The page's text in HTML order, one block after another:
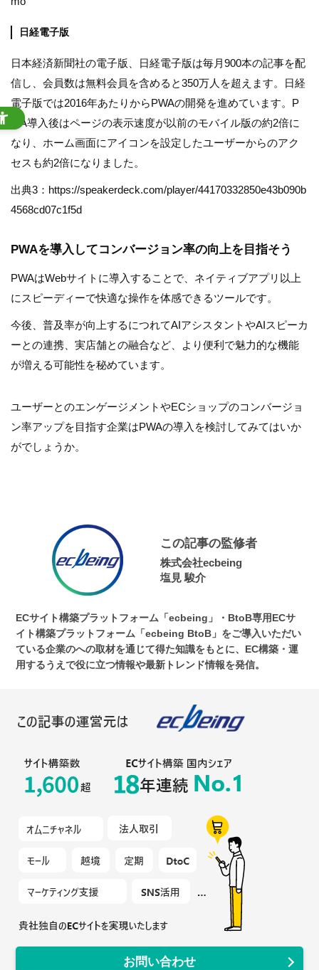
日経電子版
日本経済新聞社の電子版、日経電子版は毎月900本の記事を配
信し、会員数は無料会員を含めると350万人を超えます。日経
電子版では2016年あたりからPWAの開発を進めています。P
WA導入後はページの表示速度が以前のモバイル版の約2倍に
なり、ホーム画面にアイコンを設定したユーザーからのアク
セスも約2倍になりました。
出典3：https://speakerdeck.com/player/44170332850e43b090b
4568cd07c1f5d
PWAを導入してコンバージョン率の向上を目指そう
PWAはWebサイトに導入することで、ネイティブアプリ以上
にスピーディーで快適な操作を体感できるツールです。
今後、普及率が向上するにつれてAIアシスタントやAIスピーカ
ーとの連携、実店舗との融合など、より便利で魅力的な機能
が増える可能性を秘めています。
ユーザーとのエンゲージメントやECショップのコンバージョ
ン率アップを目指す企業はPWAの導入を検討してみてはいか
がでしょうか。
この記事の監修者
株式会社ecbeing
塩見 駿介
ECサイト構築プラットフォーム「ecbeing」・BtoB専用ECサ
イト構築プラットフォーム「ecbeing BtoB」をご導入いただい
ている企業のへの取材を通じて得た知識をもとに、EC構築・運
用するうえで役に立つ情報や最新トレンド情報を発信。
お問い合わせ